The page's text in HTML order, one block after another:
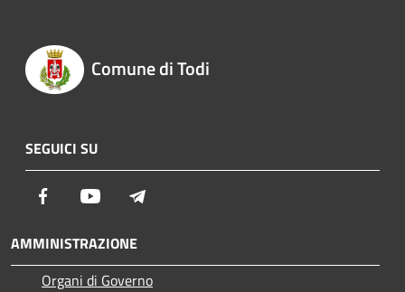
Comune di Todi
SEGUICI SU
Facebook Youtube
AMMINISTRAZIONE
Organi di Governo